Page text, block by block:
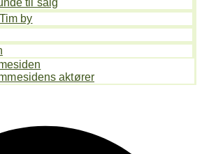
til salg
by
aktører